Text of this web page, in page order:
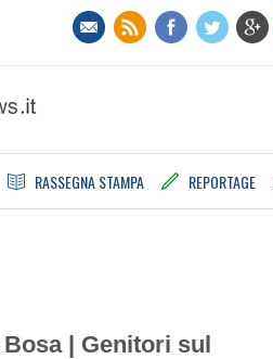
RASSEGNA STAMPA REPORTAGE
| Genitori sul